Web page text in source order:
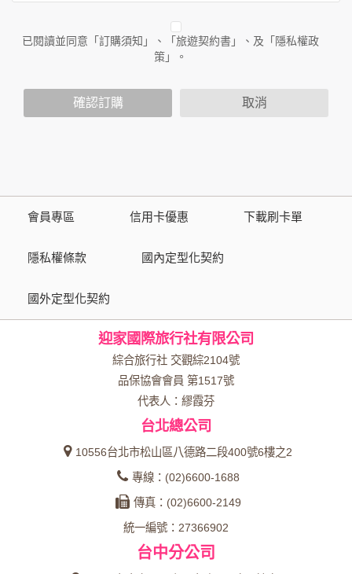
務時收集到的身份識別資料，也包括本公司如何處理在商業合
作與本公司合作時分享的任何身份識別資料。隱私權保護政策
不適用於本公司以外的公司或網站群，與非本站所僱用或管理
放連結的廠商也可能蒐集您個人的資料。對於您主動提供的個
人資訊，這些廣告廠商或連結網站有其個別的隱私權保護政
策，其資料處理措施不適用於本公司隱私權保護政策。
資料的蒐集與使用方式:
為了在本網站提供您最佳的互動性服務，可能會請您提供相關
本網站在您使用服務信箱、問卷調查等互動性功能時，會保留
於一般瀏覽時，伺服器會自行記錄相關行徑，包括您使用連線
設備的 IP 位址、使用時間、使用的瀏覽器、瀏覽及點選資料記
錄等，做為我們增進網站服務的參考依據，此記錄為內部應
用，決不對外公布。
為提供精確的服務，我們會將收集的問卷調查內容進行統計與
分析，分析結果之統計數據或說明文字呈現，除供內部研究
外，我們會視需要公佈統計數據及說明文字，但不涉及特定個
除非取得您的同意或其他法令之特別規定，本網站絕不會將您
的個人資料揭露予第三人或使用於蒐集目的以外之其他用途。
贈獎時，本網站會收集您的個人識別資料，本網站也可以從商
已閱讀並同意「訂購須知」、「旅遊契約書」、及「隱私權政
策」。
確認訂購 取消
會員專區 信用卡優惠 下載刷卡單
隱私權條款 國內定型化契約
國外定型化契約
迎家國際旅行社有限公司
綜合旅行社 交觀綜2104號
品保協會會員 第1517號
代表人：繆霞芬
台北總公司
10556台北市松山區八德路二段400號6樓之2
專線：(02)6600-1688
傳真：(02)6600-2149
統一編號：27366902
台中分公司